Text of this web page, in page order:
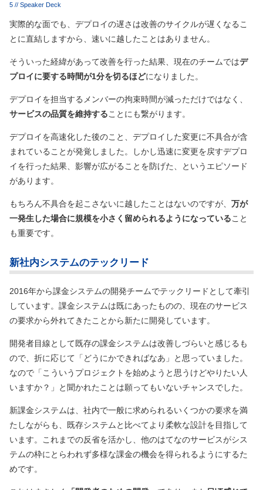
5 // Speaker Deck
実際的な面でも、デプロイの遅さは改善のサイクルが遅くなるこ
とに直結しますから、速いに越したことはありません。
そういった経緯があって改善を行った結果、現在のチームではデ
プロイに要する時間が1分を切るほどになりました。
デプロイを担当するメンバーの拘束時間が減っただけではなく、
サービスの品質を維持することにも繋がります。
デプロイを高速化した後のこと、デプロイした変更に不具合が含
まれていることが発覚しました。しかし迅速に変更を戻すデプロ
イを行った結果、影響が広がることを防げた、というエピソード
があります。
もちろん不具合を起こさないに越したことはないのですが、 万が
一発生した場合に規模を小さく留められるようになっていること
も重要です。
新社内システムのテックリード
2016年から課金システムの開発チームでテックリードとして牽引
しています。課金システムは既にあったものの、現在のサービス
の要求から外れてきたことから新たに開発しています。
開発者目線として既存の課金システムは改善しづらいと感じるも
ので、折に応じて「どうにかできればなあ」と思っていました。
なので「こういうプロジェクトを始めようと思うけどやりたい人
いますか？」と聞かれたことは願ってもいないチャンスでした。
新課金システムは、社内で一般に求められるいくつかの要求を満
たしながらも、既存システムと比べてより柔軟な設計を目指して
います。これまでの反省を活かし、他のはてなのサービスがシス
テムの枠にとらわれず多様な課金の機会を得られるようにするた
めです。